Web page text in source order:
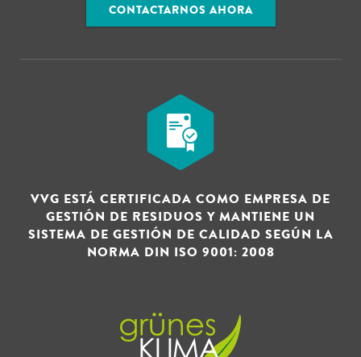
CONTACTARNOS AHORA
VVG ESTÁ CERTIFICADA COMO EMPRESA DE
GESTIÓN DE RESIDUOS Y MANTIENE UN
SISTEMA DE GESTIÓN DE CALIDAD SEGÚN LA
NORMA DIN ISO 9001: 2008